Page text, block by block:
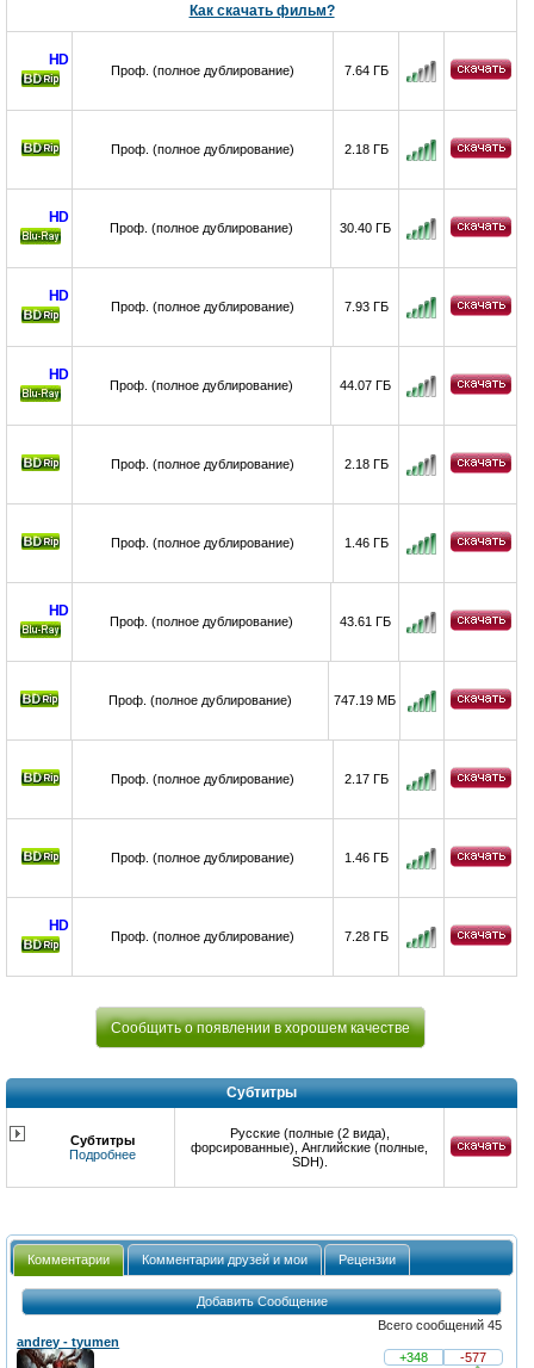
Как скачать фильм?
HD
Проф. (полное дублирование) 7.64 ГБ
Проф. (полное дублирование) 2.18 ГБ
HD
Проф. (полное дублирование) 30.40 ГБ
HD
Проф. (полное дублирование) 7.93 ГБ
HD
Проф. (полное дублирование) 44.07 ГБ
Проф. (полное дублирование) 2.18 ГБ
Проф. (полное дублирование) 1.46 ГБ
HD
Проф. (полное дублирование) 43.61 ГБ
Проф. (полное дублирование) 747.19 МБ
Проф. (полное дублирование) 2.17 ГБ
Проф. (полное дублирование) 1.46 ГБ
HD
Проф. (полное дублирование) 7.28 ГБ
Сообщить о появлении в хорошем качестве
Субтитры
Субтитры
Подробнее
Русские (полные (2 вида),
форсированные), Английские (полные,
SDH).
Комментарии Комментарии друзей и мои Рецензии
Добавить Сообщение
Всего сообщений 45
andrey - tyumen
+348
-577